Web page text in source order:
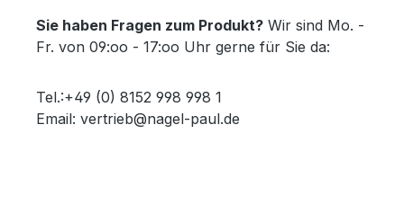
Sie haben Fragen zum Produkt? Wir sind Mo. -
Fr. von 09:oo - 17:oo Uhr gerne für Sie da:
Tel.:+49 (0) 8152 998 998 1
Email: vertrieb@nagel-paul.de